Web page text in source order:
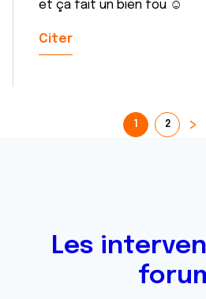
et ça fait un bien fou ☺️
Citer
1 2
Les